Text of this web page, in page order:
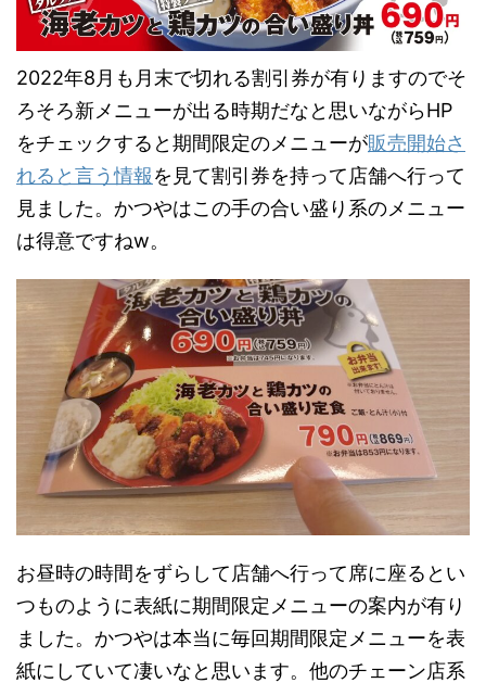
2022年8月も月末で切れる割引券が有りますのでそ
ろそろ新メニューが出る時期だなと思いながらHP
をチェックすると期間限定のメニューが販売開始さ
れると言う情報を見て割引券を持って店舗へ行って
見ました。かつやはこの手の合い盛り系のメニュー
は得意ですねw。
お昼時の時間をずらして店舗へ行って席に座るとい
つものように表紙に期間限定メニューの案内が有り
ました。かつやは本当に毎回期間限定メニューを表
紙にしていて凄いなと思います。他のチェーン店系